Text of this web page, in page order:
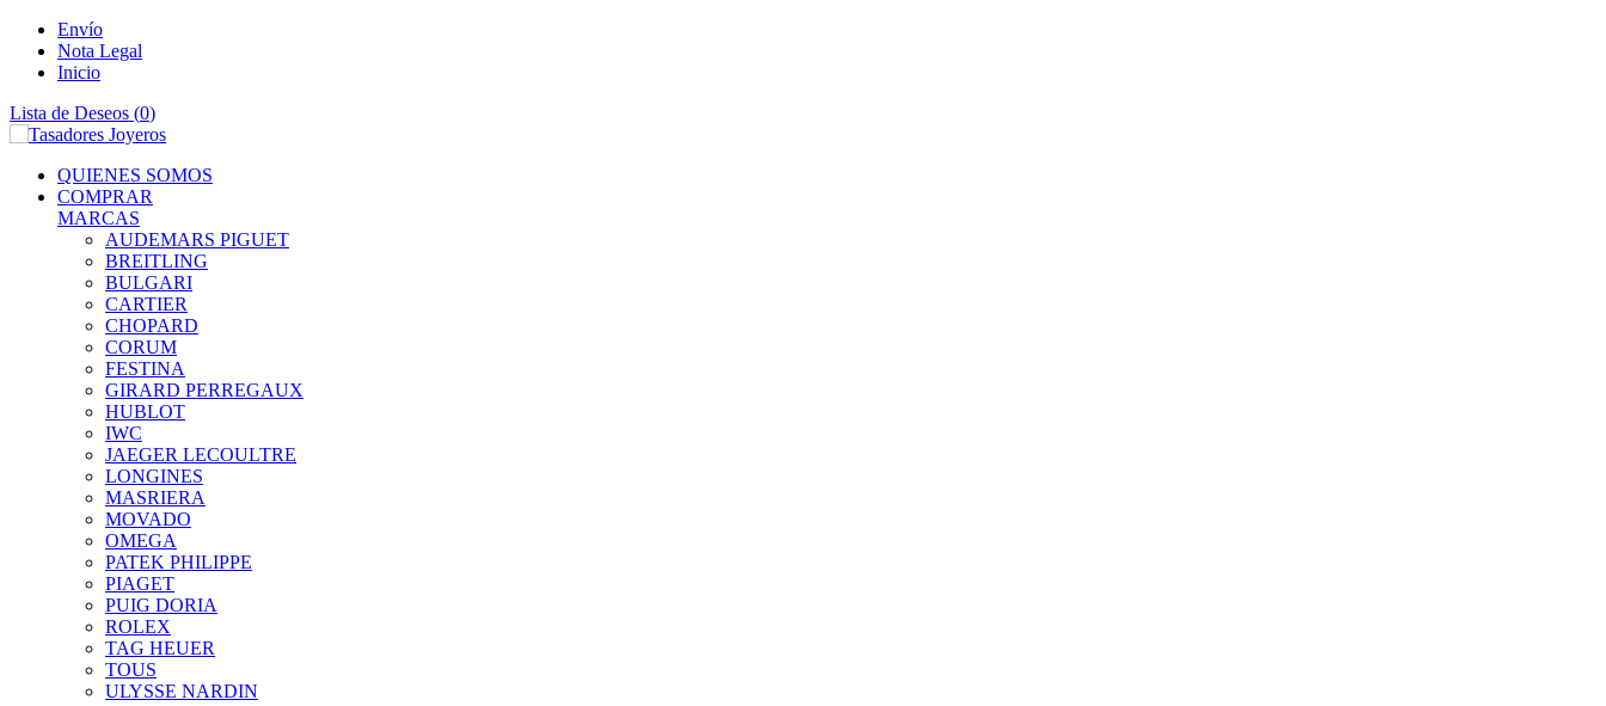
Envío
Nota Legal
Inicio
Lista de Deseos (0)
QUIENES SOMOS
COMPRAR
MARCAS
AUDEMARS PIGUET
BREITLING
BULGARI
CARTIER
CHOPARD
CORUM
FESTINA
GIRARD PERREGAUX
HUBLOT
IWC
JAEGER LECOULTRE
LONGINES
MASRIERA
MOVADO
OMEGA
PATEK PHILIPPE
PIAGET
PUIG DORIA
ROLEX
TAG HEUER
TOUS
ULYSSE NARDIN